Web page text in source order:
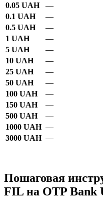
0.05 UAH
—
0.1 UAH
—
0.5 UAH
—
1 UAH
—
5 UAH
—
10 UAH
—
25 UAH
—
50 UAH
—
100 UAH
—
150 UAH
—
500 UAH
—
1000 UAH —
3000 UAH —
Пошаговая
FIL на OTP Bank